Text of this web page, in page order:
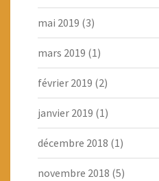
mai 2019 (3)
mars 2019 (1)
février 2019 (2)
janvier 2019 (1)
décembre 2018 (1)
novembre 2018 (5)